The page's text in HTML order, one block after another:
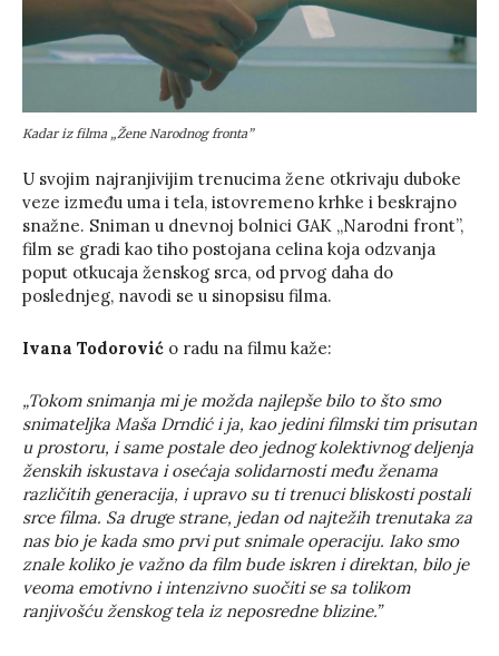
Kadar iz filma „Žene Narodnog fronta”
U svojim najranjivijim trenucima žene otkrivaju duboke
veze između uma i tela, istovremeno krhke i beskrajno
snažne. Sniman u dnevnoj bolnici GAK „Narodni front”,
film se gradi kao tiho postojana celina koja odzvanja
poput otkucaja ženskog srca, od prvog daha do
poslednjeg, navodi se u sinopsisu filma.
Ivana Todorović o radu na filmu kaže:
„Tokom snimanja mi je možda najlepše bilo to što smo
snimateljka Maša Drndić i ja, kao jedini filmski tim prisutan
u prostoru, i same postale deo jednog kolektivnog deljenja
ženskih iskustava i osećaja solidarnosti među ženama
različitih generacija, i upravo su ti trenuci bliskosti postali
srce filma. Sa druge strane, jedan od najtežih trenutaka za
nas bio je kada smo prvi put snimale operaciju. Iako smo
znale koliko je važno da film bude iskren i direktan, bilo je
veoma emotivno i intenzivno suočiti se sa tolikom
ranjivošću ženskog tela iz neposredne blizine.”